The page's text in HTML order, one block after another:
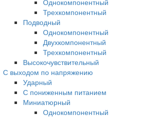
Трехкомпонентный
Подводный
Однокомпонентный
Двухкомпонентный
Трехкомпонентный
Высокочувствительный
С выходом по напряжению
Ударный
С пониженным питанием
Миниатюрный
Однокомпонентный